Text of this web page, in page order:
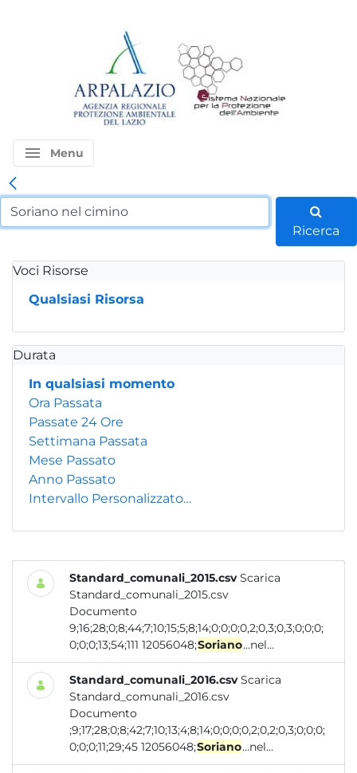
menu Menu
Ricerca
Voci Risorse
Qualsiasi Risorsa
Durata
In qualsiasi momento
Ora Passata
Passate 24 Ore
Settimana Passata
Mese Passato
Anno Passato
Intervallo Personalizzato…
Standard_comunali_2015.csv Scarica
Standard_comunali_2015.csv
Documento
9;16;28;0;8;44;7;10;15;5;8;14;0;0;0;0,2;0,3;0,3;0;0;0;
0;0;0;13;54;111 12056048;Soriano...nel...
Standard_comunali_2016.csv Scarica
Standard_comunali_2016.csv
Documento
;9;17;28;0;8;42;7;10;13;4;8;14;0;0;0;0,2;0,2;0,3;0;0;0;
0;0;0;11;29;45 12056048;Soriano...nel...